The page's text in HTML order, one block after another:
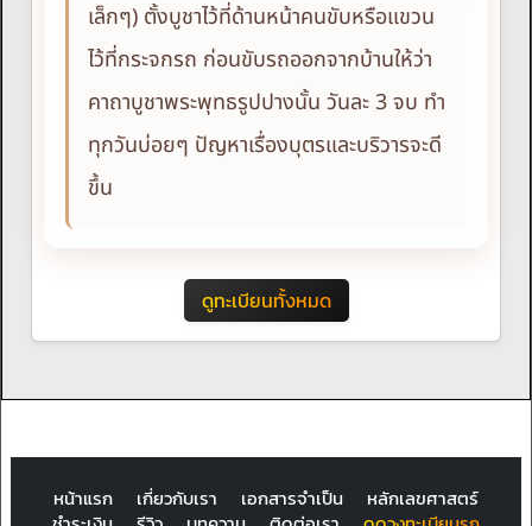
เล็กๆ) ตั้งบูชาไว้ที่ด้านหน้าคนขับหรือแขวน
ไว้ที่กระจกรถ ก่อนขับรถออกจากบ้านให้ว่า
คาถาบูชาพระพุทธรูปปางนั้น วันละ 3 จบ ทำ
ทุกวันบ่อยๆ ปัญหาเรื่องบุตรและบริวารจะดี
ขึ้น
ดูทะเบียนทั้งหมด
หน้าแรก เกี่ยวกับเรา เอกสารจำเป็น
หลักเลขศาสตร์